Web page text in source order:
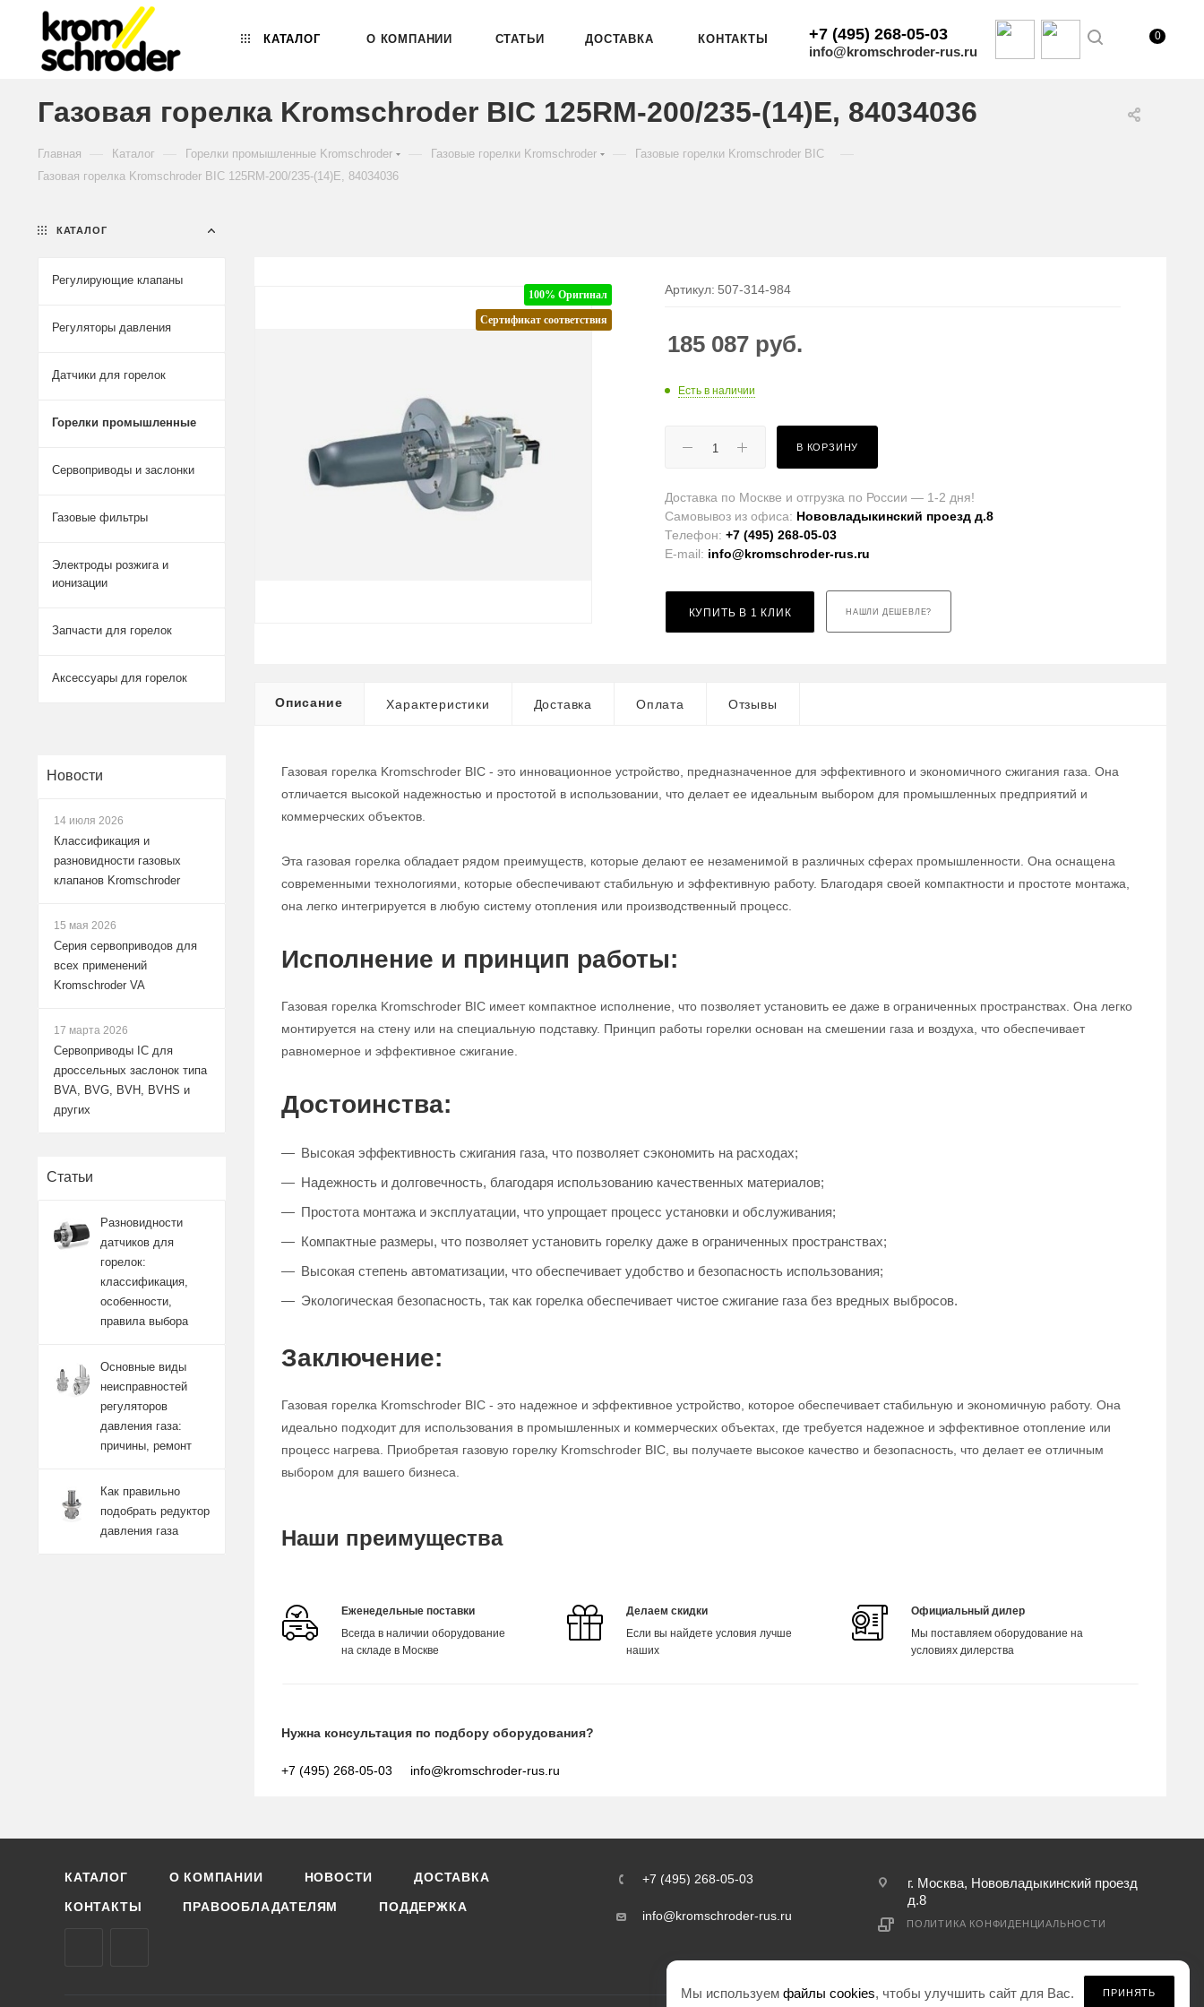
КАТАЛОГ О КОМПАНИИ СТАТЬИ ДОСТАВКА КОНТАКТЫ +7 (495) 268-05-03
info@kromschroder-rus.ru
0
Газовая горелка Kromschroder BIC 125RM-200/235-(14)E, 84034036
Главная Каталог Горелки промышленные Kromschroder Газовые горелки Kromschroder Газовые горелки Kromschroder BIC
Газовая горелка Kromschroder BIC 125RM-200/235-(14)E, 84034036
100% Оригинал
Сертификат соответствия
Артикул: 507-314-984
185 087 руб.
Есть в наличии
В КОРЗИНУ
Доставка по Москве и отгрузка по России — 1-2 дня!
Самовывоз из офиса: Нововладыкинский проезд д.8
Телефон:+7 (495) 268-05-03
E-mail: info@kromschroder-rus.ru
КУПИТЬ В 1 КЛИК НАШЛИ ДЕШЕВЛЕ?
Описание Характеристики Доставка Оплата Отзывы
Газовая горелка Kromschroder BIC - это инновационное устройство, предназначенное для эффективного и экономичного сжигания газа. Она
отличается высокой надежностью и простотой в использовании, что делает ее идеальным выбором для промышленных предприятий и
коммерческих объектов.
Эта газовая горелка обладает рядом преимуществ, которые делают ее незаменимой в различных сферах промышленности. Она оснащена
современными технологиями, которые обеспечивают стабильную и эффективную работу. Благодаря своей компактности и простоте монтажа,
она легко интегрируется в любую систему отопления или производственный процесс.
Исполнение и принцип работы:
Газовая горелка Kromschroder BIC имеет компактное исполнение, что позволяет установить ее даже в ограниченных пространствах. Она легко
монтируется на стену или на специальную подставку. Принцип работы горелки основан на смешении газа и воздуха, что обеспечивает
равномерное и эффективное сжигание.
Достоинства:
Высокая эффективность сжигания газа, что позволяет сэкономить на расходах;
Надежность и долговечность, благодаря использованию качественных материалов;
Простота монтажа и эксплуатации, что упрощает процесс установки и обслуживания;
Компактные размеры, что позволяет установить горелку даже в ограниченных пространствах;
Высокая степень автоматизации, что обеспечивает удобство и безопасность использования;
Экологическая безопасность, так как горелка обеспечивает чистое сжигание газа без вредных выбросов.
Заключение:
Газовая горелка Kromschroder BIC - это надежное и эффективное устройство, которое обеспечивает стабильную и экономичную работу. Она
идеально подходит для использования в промышленных и коммерческих объектах, где требуется надежное и эффективное отопление или
процесс нагрева. Приобретая газовую горелку Kromschroder BIC, вы получаете высокое качество и безопасность, что делает ее отличным
выбором для вашего бизнеса.
Наши преимущества
Еженедельные поставки
Всегда в наличии оборудование
на складе в Москве
Делаем скидки
Если вы найдете условия лучше
наших
Официальный дилер
Мы поставляем оборудование на
условиях дилерства
Нужна консультация по подбору оборудования?
+7 (495) 268-05-03 info@kromschroder-rus.ru
КАТАЛОГ
Регулирующие клапаны
Регуляторы давления
Датчики для горелок
Горелки промышленные
Сервоприводы и заслонки
Газовые фильтры
Электроды розжига и
ионизации
Запчасти для горелок
Аксессуары для горелок
Новости
14 июля 2026
Классификация и
разновидности газовых
клапанов Kromschroder
15 мая 2026
Серия сервоприводов для
всех применений
Kromschroder VA
17 марта 2026
Сервоприводы IC для
дроссельных заслонок типа
BVA, BVG, BVH, BVHS и
других
Статьи
Разновидности
датчиков для
горелок:
классификация,
особенности,
правила выбора
Основные виды
неисправностей
регуляторов
давления газа:
причины, ремонт
Как правильно
подобрать редуктор
давления газа
КАТАЛОГ О КОМПАНИИ НОВОСТИ ДОСТАВКА
КОНТАКТЫ ПРАВООБЛАДАТЕЛЯМ ПОДДЕРЖКА
+7 (495) 268-05-03
info@kromschroder-rus.ru
г. Москва, Нововладыкинский проезд
д.8
ПОЛИТИКА КОНФИДЕНЦИАЛЬНОСТИ
Мы используемфайлы cookies, чтобы улучшить сайт для Вас. ПРИНЯТЬ